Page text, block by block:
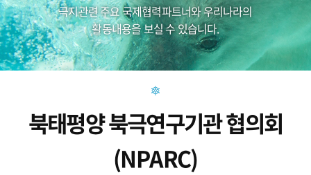
극지관련 주요 국제협력파트너와 우리나라의
활동내용을 보실 수 있습니다.
북태평양 북극연구기관 협의회
(NPARC)